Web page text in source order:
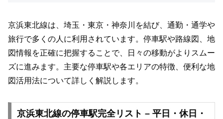
京浜東北線は、埼玉・東京・神奈川を結び、通勤・通学や
旅行で多くの人に利用されています。停車駅や路線図、地
図情報を正確に把握することで、日々の移動がよりスムー
ズに進みます。主要な停車駅や各エリアの特徴、便利な地
図活用法について詳しく解説します。
京浜東北線の停車駅完全リスト – 平日・休日・